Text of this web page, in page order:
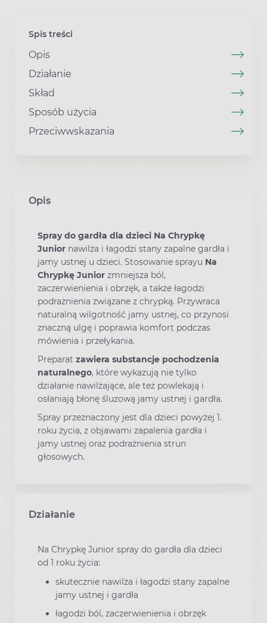
Spis treści
Opis
Działanie
Skład
Sposób użycia
Przeciwwskazania
Opis
Spray do gardła dla dzieci Na Chrypkę
Junior nawilża i łagodzi stany zapalne gardła i
jamy ustnej u dzieci. Stosowanie sprayu Na
Chrypkę Junior zmniejsza ból,
zaczerwienienia i obrzęk, a także łagodzi
podrażnienia związane z chrypką. Przywraca
naturalną wilgotność jamy ustnej, co przynosi
znaczną ulgę i poprawia komfort podczas
mówienia i przełykania.
Preparat zawiera substancje pochodzenia
naturalnego, które wykazują nie tylko
działanie nawilżające, ale też powlekają i
osłaniają błonę śluzową jamy ustnej i gardła.
Spray przeznaczony jest dla dzieci powyżej 1.
roku życia, z objawami zapalenia gardła i
jamy ustnej oraz podrażnienia strun
głosowych.
Działanie
Na Chrypkę Junior spray do gardła dla dzieci
od 1 roku życia:
skutecznie nawilża i łagodzi stany zapalne
jamy ustnej i gardła
łagodzi ból, zaczerwienienia i obrzęk